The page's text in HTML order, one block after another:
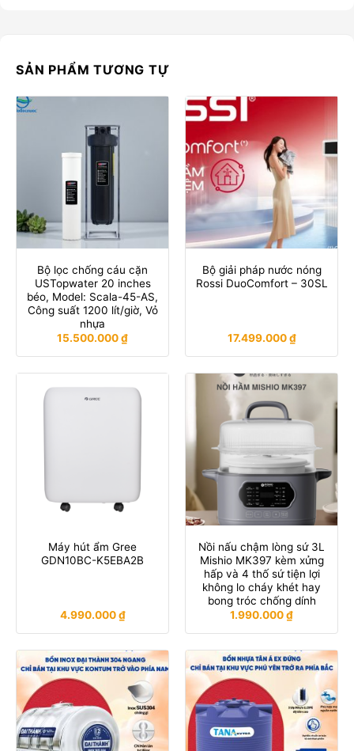
SẢN PHẨM TƯƠNG TỰ
Bộ lọc chống cáu cặn
USTopwater 20 inches
béo, Model: Scala-45-AS,
Công suất 1200 lít/giờ, Vỏ
nhựa
15.500.000₫
Bộ giải pháp nước nóng
Rossi DuoComfort – 30SL
17.499.000₫
Máy hút ẩm Gree
GDN10BC-K5EBA2B
4.990.000₫
Nồi nấu chậm lòng sứ 3L
Mishio MK397 kèm xửng
hấp và 4 thố sứ tiện lợi
không lo cháy khét hay
bong tróc chống dính
1.990.000₫